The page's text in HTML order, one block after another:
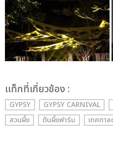
เเท็กที่เกี่ยวข้อง :
GYPSY GYPSY CARNIVAL
สวนผึ้ง
ต้นผึ้งฟาร์ม เทศกา